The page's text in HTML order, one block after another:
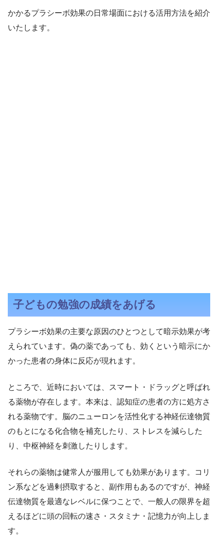
かかるプラシーボ効果の日常場面における活用方法を紹介
いたします。
子どもの勉強の成績をあげる
プラシーボ効果の主要な原因のひとつとして暗示効果が考
えられています。偽の薬であっても、効くという暗示にか
かった患者の身体に反応が現れます。
ところで、近時においては、スマート・ドラッグと呼ばれ
る薬物が存在します。本来は、認知症の患者の方に処方さ
れる薬物です。脳のニューロンを活性化する神経伝達物質
のもとになる化合物を補充したり、ストレスを減らした
り、中枢神経を刺激したりします。
それらの薬物は健常人が服用しても効果があります。コリ
ン系などを過剰摂取すると、副作用もあるのですが、神経
伝達物質を最適なレベルに保つことで、一般人の限界を超
えるほどに頭の回転の速さ・スタミナ・記憶力が向上しま
す。